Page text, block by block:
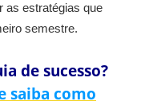
as estratégias que
semestre.
de sucesso?
saiba como